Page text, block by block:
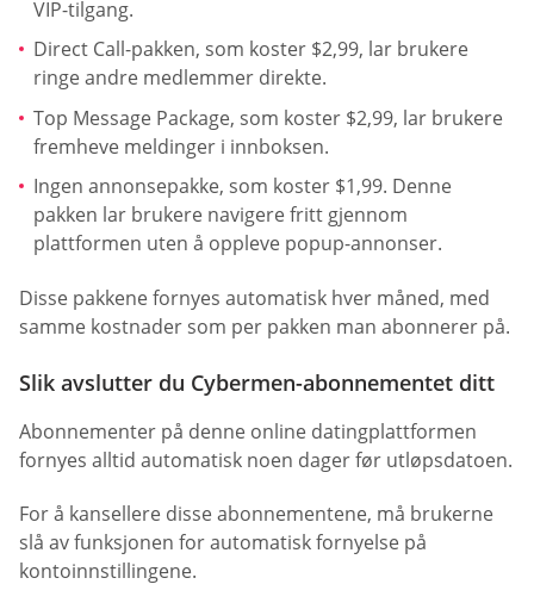
VIP-tilgang.
Direct Call-pakken, som koster $2,99, lar brukere
ringe andre medlemmer direkte.
Top Message Package, som koster $2,99, lar brukere
fremheve meldinger i innboksen.
Ingen annonsepakke, som koster $1,99. Denne
pakken lar brukere navigere fritt gjennom
plattformen uten å oppleve popup-annonser.
Disse pakkene fornyes automatisk hver måned, med
samme kostnader som per pakken man abonnerer på.
Slik avslutter du Cybermen-abonnementet ditt
Abonnementer på denne online datingplattformen
fornyes alltid automatisk noen dager før utløpsdatoen.
For å kansellere disse abonnementene, må brukerne
slå av funksjonen for automatisk fornyelse på
kontoinnstillingene.